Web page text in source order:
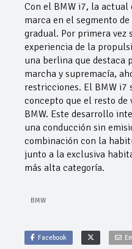
Con el BMW i7, la actual
marca en el segmento
gradual. Por primera vez
experiencia de la
una berlina que destaca
marcha y supremacía,
restricciones. El BMW i7
concepto que el resto de
BMW. Este desarrollo
una conducción sin
combinación con la
junto a la exclusiva
más alta categoría.
BMW
Facebook